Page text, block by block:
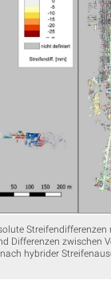
Streifendifferenzen
Differenzen zwischen
hybrider